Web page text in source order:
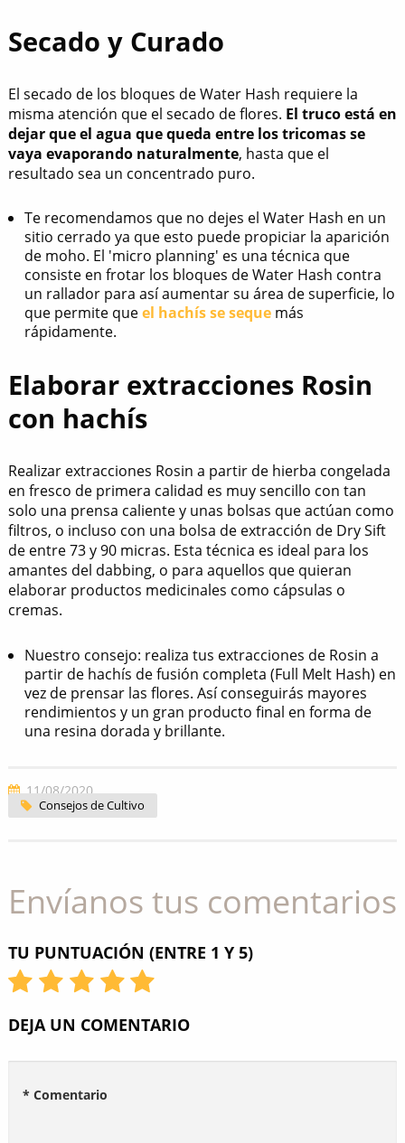
Secado y Curado
El secado de los bloques de Water Hash requiere la
misma atención que el secado de flores. El truco está en
dejar que el agua que queda entre los tricomas se
vaya evaporando naturalmente, hasta que el
resultado sea un concentrado puro.
Te recomendamos que no dejes el Water Hash en un
sitio cerrado ya que esto puede propiciar la aparición
de moho. El 'micro planning' es una técnica que
consiste en frotar los bloques de Water Hash contra
un rallador para así aumentar su área de superficie, lo
que permite queel hachís se sequemás
rápidamente.
Elaborar extracciones Rosin
con hachís
Realizar extracciones Rosin a partir de hierba congelada
en fresco de primera calidad es muy sencillo con tan
solo una prensa caliente y unas bolsas que actúan como
filtros, o incluso con una bolsa de extracción de Dry Sift
de entre 73 y 90 micras. Esta técnica es ideal para los
amantes del dabbing, o para aquellos que quieran
elaborar productos medicinales como cápsulas o
cremas.
Nuestro consejo: realiza tus extracciones de Rosin a
partir de hachís de fusión completa (Full Melt Hash) en
vez de prensar las flores. Así conseguirás mayores
rendimientos y un gran producto final en forma de
una resina dorada y brillante.
11/08/2020
Consejos de Cultivo
Envíanos tus comentarios
TU PUNTUACIÓN (ENTRE 1 Y 5)
DEJA UN COMENTARIO
* Comentario